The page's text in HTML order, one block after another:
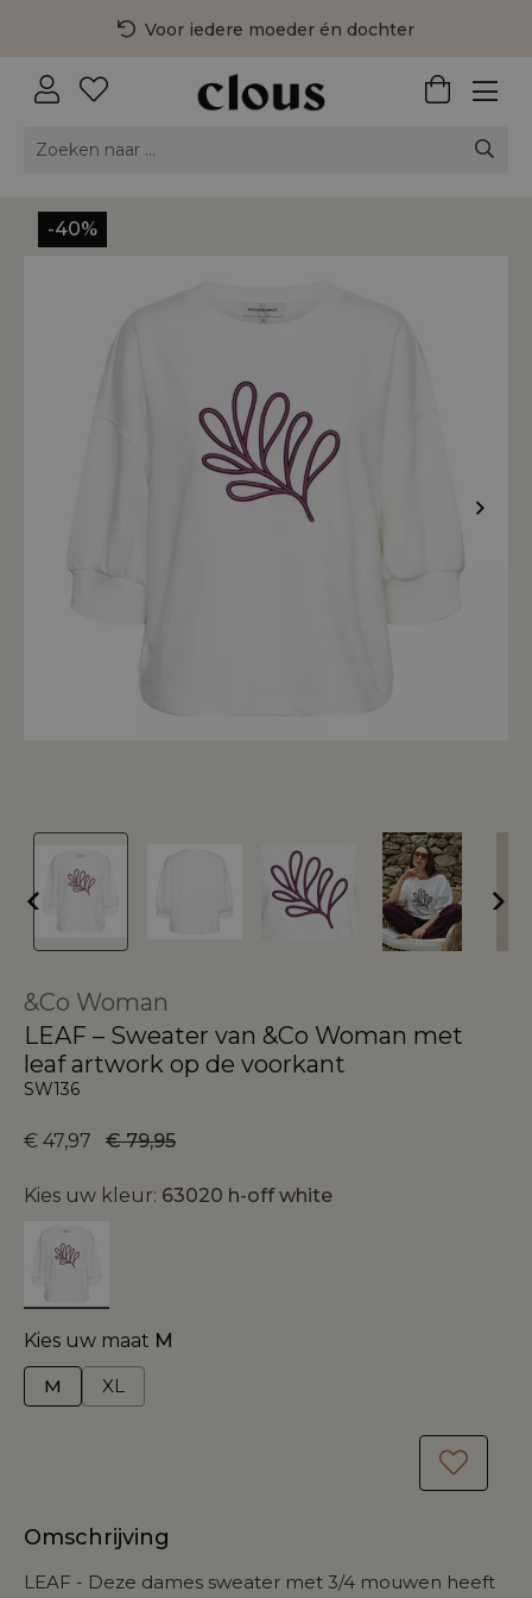
Voor iedere moeder én dochter
3 fysieke winkels in Nederland
-40%
&Co Woman
LEAF – Sweater van &Co Woman met
leaf artwork op de voorkant
SW136
€ 79,95
€ 47,97
Kies uw kleur: 63020 h-off white
Kies uw maat M
M
XL
Omschrijving
LEAF - Deze dames sweater met 3/4 mouwen heeft